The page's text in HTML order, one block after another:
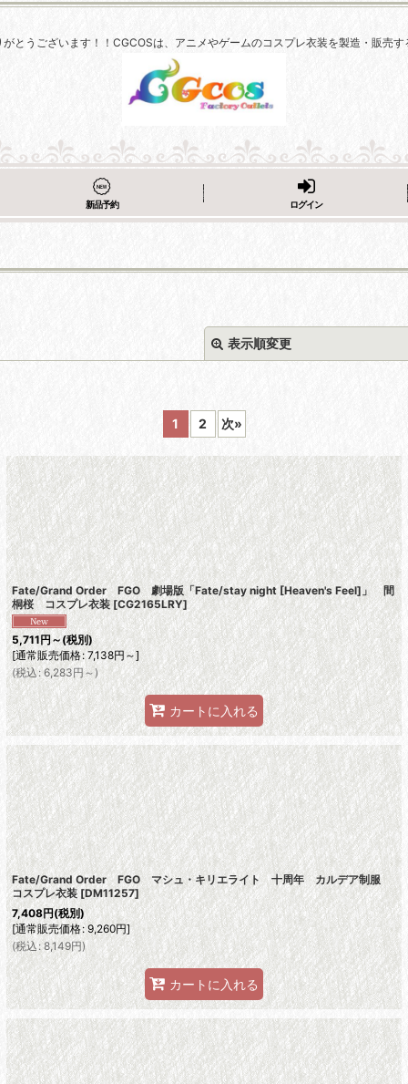
とうございます！！CGCOSは、アニメやゲームのコスプレ衣装を製造・販売
新品予約 ログイン
表示順変更
絞り込む
1 2 次»
Fate/Grand Order FGO 劇場版「Fate/stay night [Heaven's Feel]」 間
桐桜 コスプレ衣装 [CG2165LRY]
5,711円～(税別)
[通常販売価格: 7,138円～]
(税込: 6,283円～)
カートに入れる
Fate/Grand Order FGO マシュ・キリエライト 十周年 カルデア制服
コスプレ衣装 [DM11257]
7,408円(税別)
[通常販売価格: 9,260円]
(税込 : 8,149円)
カートに入れる